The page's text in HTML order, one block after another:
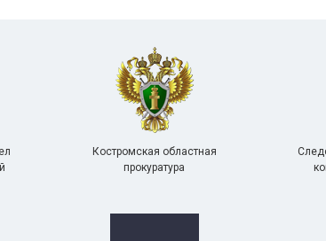
Костромская областная
прокуратура